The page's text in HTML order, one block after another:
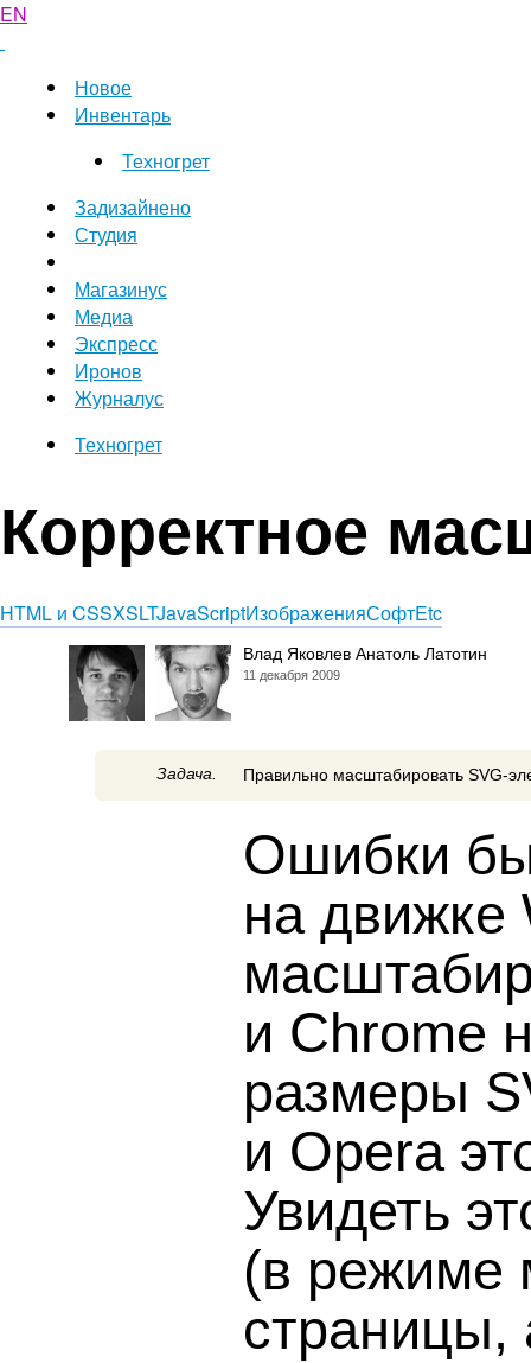
EN
Новое
Инвентарь
Техногрет
Задизайнено
Студия
Магазинус
Медиа
Экспресс
Иронов
Журналус
Техногрет
Корректное
HTML и CSSXSLTJavaScriptИзображенияСофтEtc
Влад Яковлев Анатоль Латотин
11 декабря 2009
Задача. Правильно масштабировать SVG-
Ошибки
на движке
и Chrome
размеры
и Opera
Увидеть
(в режиме
страницы,